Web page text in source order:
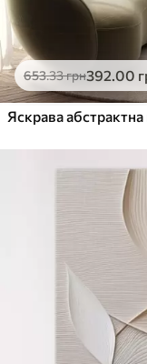
Екологічний
Еко-Преміум
.00грн
✓Яскраві,
Поверхня з
Екологічний
653.33грн392.00
Яскрава